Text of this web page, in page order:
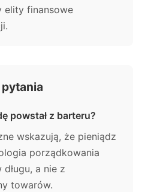
elity finansowe
powstał z barteru?
wskazują, że pieniądz
porządkowania
a nie z
towarów.